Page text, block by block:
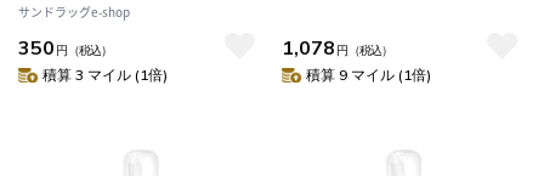
サンドラッグe-shop
350 円 （税込）
積算 3 マイル (1倍)
1,078 円 （税込）
積算 9 マイル (1倍)